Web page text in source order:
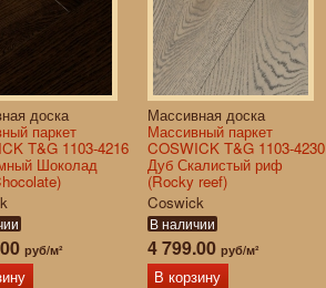
доска
паркет
T&G 1103-4216
Шоколад
руб/м²
Массивная доска
Массивный паркет
COSWICK T&G 1103-4230
Дуб Скалистый риф
(Rocky reef)
Coswick
В наличии
4 799.00 руб/м²
В корзину